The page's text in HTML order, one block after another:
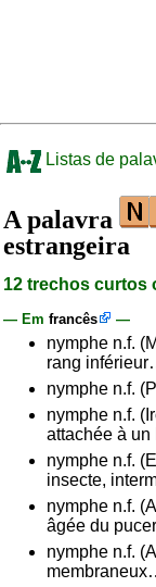
Listas de
A palavra
estrangeira
12 trechos curtos
— Em francês —
nymphe n.f.
rang
nymphe n.f.
nymphe n.f.
attachée à
nymphe n.f.
insecte,
nymphe n.f.
âgée du
nymphe n.f.